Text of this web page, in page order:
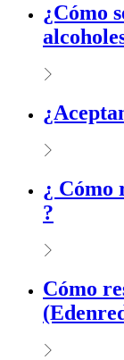
¿Cómo
¿ Cómo
?
Cómo